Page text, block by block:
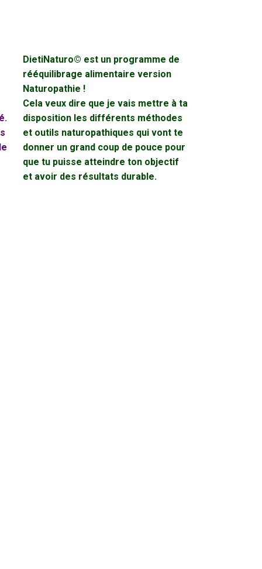
DietiNaturo© est un programme de
rééquilibrage alimentaire version
Naturopathie !
Cela veux dire que je vais mettre à ta
disposition les différents méthodes
et outils naturopathiques qui vont te
donner un grand coup de pouce pour
que tu puisse atteindre ton objectif
et avoir des résultats durable.